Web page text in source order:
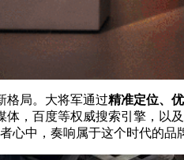
格局。大将军通过精准定位、
体，百度等权威搜索引擎，以
心中，奏响属于这个时代的品